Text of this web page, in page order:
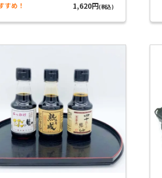
すめ！ 1,620円(税込)